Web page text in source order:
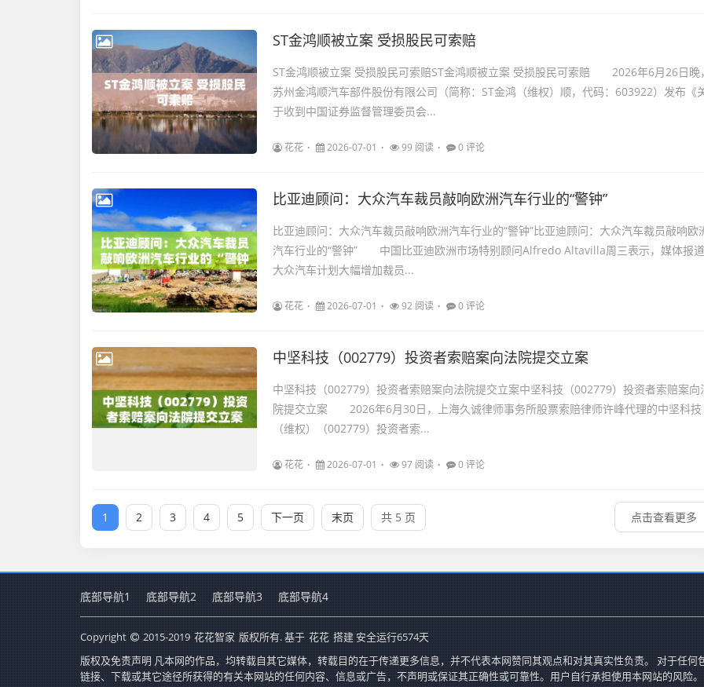
ST金鸿顺被立案 受损股民可索赔
ST金鸿顺被立案 受损股民可索赔ST金鸿顺被立案 受损股民可索赔 2026年6月26日晚，
苏州金鸿顺汽车部件股份有限公司（简称：ST金鸿（维权）顺，代码：603922）发布《
于收到中国证券监督管理委员会...
花花 2026-07-01 99 阅读 0 评论
比亚迪顾问：大众汽车裁员敲响欧洲汽车行业的“警钟”
比亚迪顾问：大众汽车裁员敲响欧洲汽车行业的“警钟”比亚迪顾问：大众汽车裁员敲响欧
汽车行业的“警钟” 中国比亚迪欧洲市场特别顾问Alfredo Altavilla周三表示，媒体报道
大众汽车计划大幅增加裁员...
花花 2026-07-01 92 阅读 0 评论
中坚科技（002779）投资者索赔案向法院提交立案
中坚科技（002779）投资者索赔案向法院提交立案中坚科技（002779）投资者索赔案向
院提交立案 2026年6月30日，上海久诚律师事务所股票索赔律师许峰代理的中坚科技
（维权）（002779）投资者索...
花花 2026-07-01 97 阅读 0 评论
1 2 3 4 5 下一页 末页 共 5 页 点击查看更多
底部导航1 底部导航2 底部导航3 底部导航4
Copyright 2015-2019 花花智家 版权所有. 基于 花花 搭建 安全运行6574天
版权及免责声明 凡本网的作品，均转载自其它媒体，转载目的在于传递更多信息，并不代表本网赞同其观点和对其真实性负责。 对于任何
链接、下载或其它途径所获得的有关本网站的任何内容、信息或广告，不声明或保证其正确性或可靠性。用户自行承担使用本网站的风险